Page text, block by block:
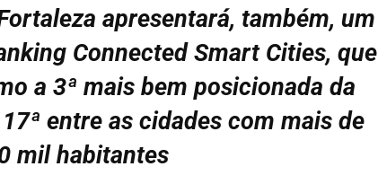
apresentará, também, um
Connected Smart Cities, que
a 3ª mais bem posicionada da
entre as cidades com mais de
mil habitantes